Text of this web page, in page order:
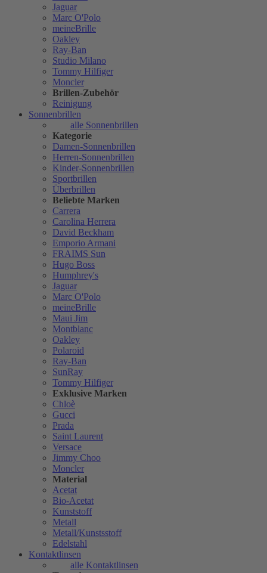
Jaguar
Marc O'Polo
meineBrille
Oakley
Ray-Ban
Studio Milano
Tommy Hilfiger
Moncler
Brillen-Zubehör
Reinigung
Sonnenbrillen
alle Sonnenbrillen
Kategorie
Damen-Sonnenbrillen
Herren-Sonnenbrillen
Kinder-Sonnenbrillen
Sportbrillen
Überbrillen
Beliebte Marken
Carrera
Carolina Herrera
David Beckham
Emporio Armani
FRAIMS Sun
Hugo Boss
Humphrey's
Jaguar
Marc O'Polo
meineBrille
Maui Jim
Montblanc
Oakley
Polaroid
Ray-Ban
SunRay
Tommy Hilfiger
Exklusive Marken
Chloè
Gucci
Prada
Saint Laurent
Versace
Jimmy Choo
Moncler
Material
Acetat
Bio-Acetat
Kunststoff
Metall
Metall/Kunstsstoff
Edelstahl
Kontaktlinsen
alle Kontaktlinsen